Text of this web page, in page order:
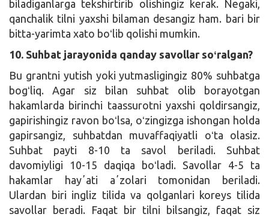
biladiganlarga tekshirtirib olishingiz kerak. Negaki,
qanchalik tilni yaxshi bilaman desangiz ham. bari bir
bitta-yarimta xato boʻlib qolishi mumkin.
10. Suhbat jarayonida qanday savollar soʻralgan?
Bu grantni yutish yoki yutmasligingiz 80% suhbatga
bogʻliq. Agar siz bilan suhbat olib borayotgan
hakamlarda birinchi taassurotni yaxshi qoldirsangiz,
gapirishingiz ravon boʻlsa, oʻzingizga ishongan holda
gapirsangiz, suhbatdan muvaffaqiyatli oʻta olasiz.
Suhbat payti 8-10 ta savol beriladi. Suhbat
davomiyligi 10-15 daqiqa boʻladi. Savollar 4-5 ta
hakamlar hayʼati aʼzolari tomonidan beriladi.
Ulardan biri ingliz tilida va qolganlari koreys tilida
savollar beradi. Faqat bir tilni bilsangiz, faqat siz